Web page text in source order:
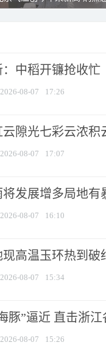
：中稻开镰抢收忙
2026-08-07 17:26
隙光七彩云浓积
2026-08-07 17:07
将发展增多局地有
2026-08-07 16:10
高温玉环热到破
2026-08-07 15:34
豚”逼近 直击浙
2026-08-07 15:26